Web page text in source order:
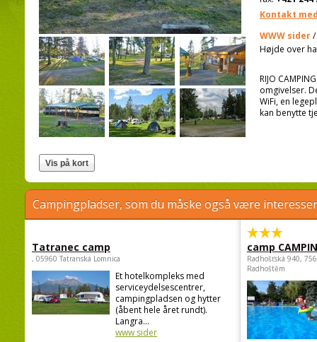
Kontakt
WWW sider/
Højde over
RIJO
omgivelser.
WiFi, en
kan benytte
Campingpladser, som du måske også være
Tatranec camp
, 05960 Tatranská Lomnica
Et hotelkompleks med
serviceydelsescentrer,
campingpladsen og hytter
(åbent hele året rundt).
Langra...
www sider
camp
Radhošťská 940,
Radhoštěm